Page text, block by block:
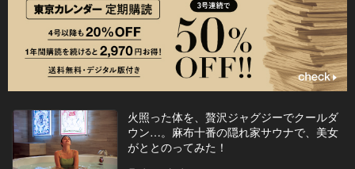
火照った体を、贅沢ジャグジーでクールダ
ウン…。麻布十番の隠れ家サウナで、美女
がととのってみた！